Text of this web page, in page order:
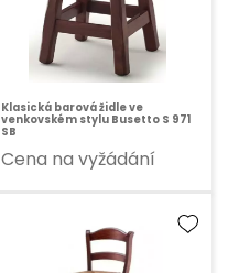
Klasická barová židle ve
venkovském stylu Busetto S 971
SB
Cena na vyžádání